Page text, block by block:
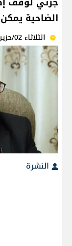
الضاحية
الثلاثاء 02/حزيران/2026 - 07:24 م
النشرة